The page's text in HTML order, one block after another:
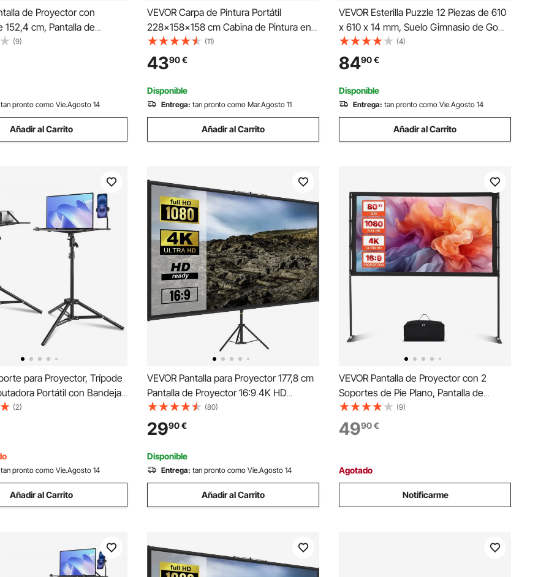
de Proyector con
152,4 cm, Pantalla de
Portátil y Antiarrugas con
de Transporte, Ángulo
16:9 4K HD, para
en Casa
(9)
tan pronto como Vie.Agosto 14
Añadir al Carrito
VEVOR Carpa de Pintura Portátil
228x158x158 cm Cabina de Pintura en
Aerosol Plegable Oxford 210D Tienda de
Pintura con Película Desechable para
Muebles de Gran Tamaño Bricolaje de
Estación de Pintura
(11)
4390€
Disponible
Entrega: tan pronto como Mar.Agosto 11
Añadir al Carrito
VEVOR Esterilla Puzzle 12 Piezas de 610
x 610 x 14 mm, Suelo Gimnasio de Goma
EVA, Colchoneta de Ejercicios Alta
Densidad Color Negro Antideslizante
Antiruido Antigolpe para Casa Oficina
Equipo Pesado
(4)
8490€
Disponible
Entrega: tan pronto como Vie.Agosto 14
Añadir al Carrito
para Proyector, Trípode
Portátil con Bandeja
Teléfono con Cuello de
Ajustable de 685-1600 mm
al Aire Libre, Hogar,
(2)
tan pronto como Vie.Agosto 14
Añadir al Carrito
VEVOR Pantalla para Proyector 177,8 cm
Pantalla de Proyector 16:9 4K HD
Pantalla de Proyector con Trípode Altura
Ajustable 200 - 250 cm Pantalla
Proyector Portátil 160 x 95 cm para Cine
en Casa
(80)
2990€
Disponible
Entrega: tan pronto como Vie.Agosto 14
Añadir al Carrito
VEVOR Pantalla de Proyector con 2
Soportes de Pie Plano, Pantalla de
Proyección Portátil Antiarruga de 203,2
cm con Bolsa de Transporte Ángulo
Amplio de 160° 16:9 4K HD para Cine en
(9)
4990€
Agotado
Notificarme